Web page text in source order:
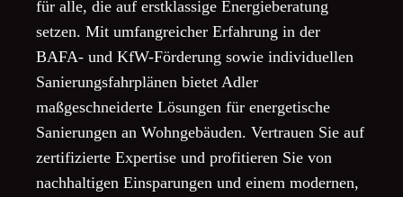
für alle, die auf erstklassige Energieberatung
setzen. Mit umfangreicher Erfahrung in der
BAFA- und KfW-Förderung sowie individuellen
Sanierungsfahrplänen bietet Adler
maßgeschneiderte Lösungen für energetische
Sanierungen an Wohngebäuden. Vertrauen Sie auf
zertifizierte Expertise und profitieren Sie von
nachhaltigen Einsparungen und einem modernen,